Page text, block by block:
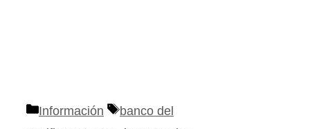
Categorías
Información Etiquetas
banco del